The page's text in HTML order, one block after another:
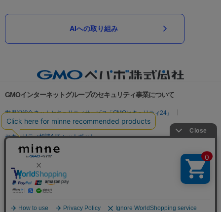
AIへの取り組み
GMOインターネットグループのセキュリティ事業について
世界初総合ネットセキュリティサービス「GMOセキュリティ24」
パスワード漏洩診断
Webサイトリスク診断
セキュリティ相談AIチャットボット
実在証明・盗聴対策
サイバー攻撃対策（GMO Flatt Security）
セキュリティ事業の軌跡